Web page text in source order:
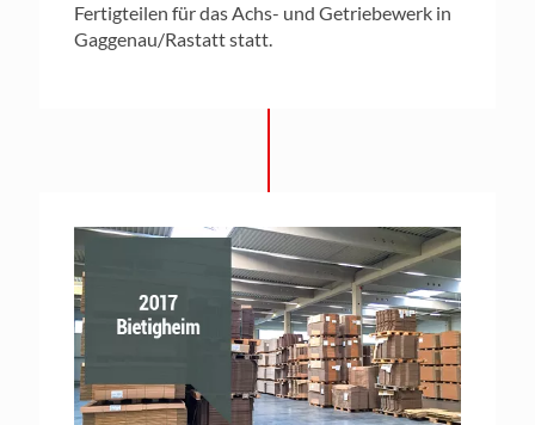
Fertigteilen für das Achs- und Getriebewerk in
Gaggenau/Rastatt statt.